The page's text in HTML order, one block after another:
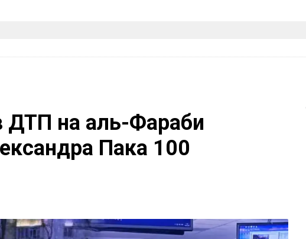
ДТП на аль-Фараби
Пака 100